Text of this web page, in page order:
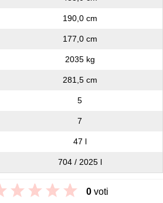
190,0 cm
177,0 cm
2035 kg
281,5 cm
5
7
47 l
704 / 2025 l
0 voti